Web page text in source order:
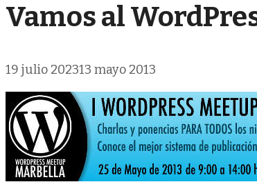
Vamos al
19 julio 202313 mayo 2013